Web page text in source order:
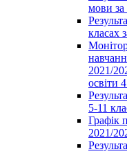
мови за
класах
2021/
освіти
5-11
Графік
2021/